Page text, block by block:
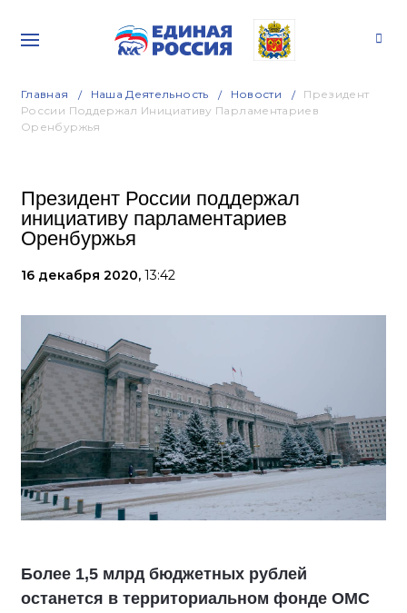
Главная Наша Деятельность Новости
Президент
России Поддержал Инициативу Парламентариев
Оренбуржья
Президент России поддержал
инициативу парламентариев
Оренбуржья
16 декабря 2020, 13:42
Более 1,5 млрд бюджетных рублей
останется в территориальном фонде ОМС